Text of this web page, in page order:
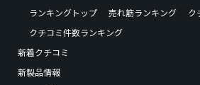
ランキングトップ
売れ筋ランキング
ク
クチコミ件数ランキング
新着クチコミ
新製品情報